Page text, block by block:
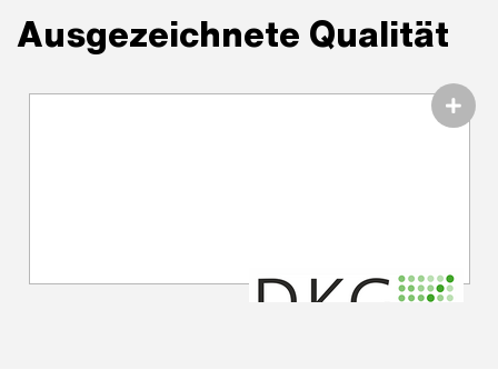
Ausgezeichnete Qualität